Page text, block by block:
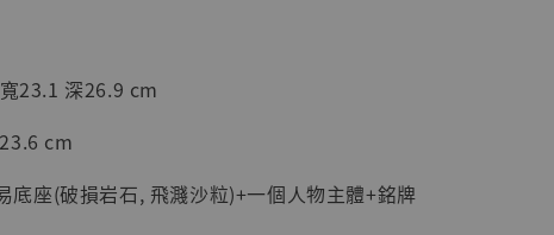
23.1 深26.9 cm
cm
底座(破損岩石, 飛濺沙粒)+一個人物主體+銘牌